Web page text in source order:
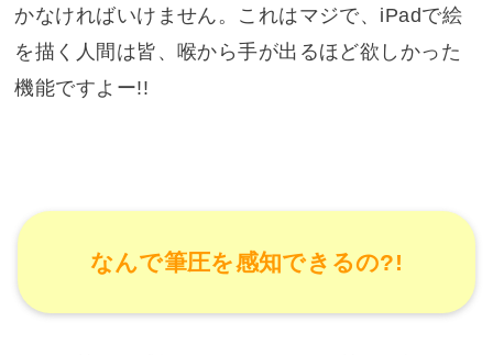
かなければいけません。これはマジで、iPadで絵
を描く人間は皆、喉から手が出るほど欲しかった
機能ですよー!!
なんで筆圧を感知できるの?!